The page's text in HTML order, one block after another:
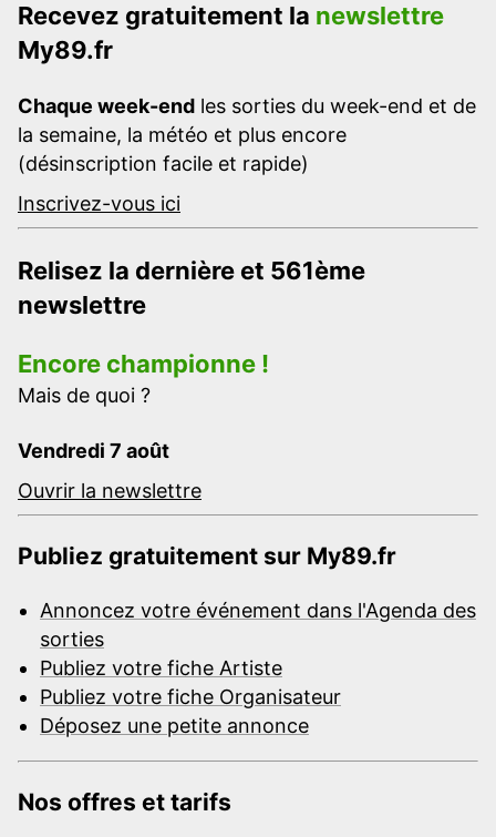
Recevez gratuitement la newslettre
My89.fr
Chaque week-end les sorties du week-end et de
la semaine, la météo et plus encore
(désinscription facile et rapide)
Inscrivez-vous ici
Relisez la dernière et 561ème
newslettre
Encore championne !
Mais de quoi ?
Vendredi 7 août
Ouvrir la newslettre
Publiez gratuitement sur My89.fr
Annoncez votre événement dans l'Agenda des
sorties
Publiez votre fiche Artiste
Publiez votre fiche Organisateur
Déposez une petite annonce
Nos offres et tarifs